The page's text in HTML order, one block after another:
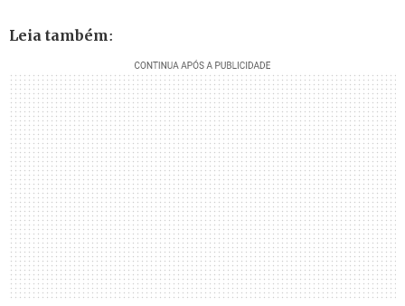
Leia também: